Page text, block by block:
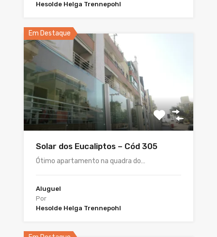
Hesolde Helga Trennepohl
Em Destaque
Solar dos Eucaliptos – Cód 305
Ótimo apartamento na quadra do…
Aluguel
Por
Hesolde Helga Trennepohl